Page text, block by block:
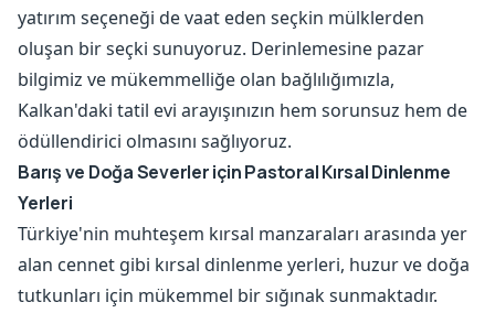
yatırım seçeneği de vaat eden seçkin mülklerden
oluşan bir seçki sunuyoruz. Derinlemesine pazar
bilgimiz ve mükemmelliğe olan bağlılığımızla,
Kalkan'daki tatil evi arayışınızın hem sorunsuz hem de
ödüllendirici olmasını sağlıyoruz.
Barış ve Doğa Severler için Pastoral Kırsal Dinlenme
Yerleri
Türkiye'nin muhteşem kırsal manzaraları arasında yer
alan cennet gibi kırsal dinlenme yerleri, huzur ve doğa
tutkunları için mükemmel bir sığınak sunmaktadır.